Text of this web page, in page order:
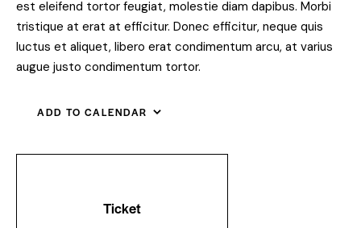
est eleifend tortor feugiat, molestie diam dapibus. Morbi
tristique at erat at efficitur. Donec efficitur, neque quis
luctus et aliquet, libero erat condimentum arcu, at varius
augue justo condimentum tortor.
ADD TO CALENDAR
Ticket